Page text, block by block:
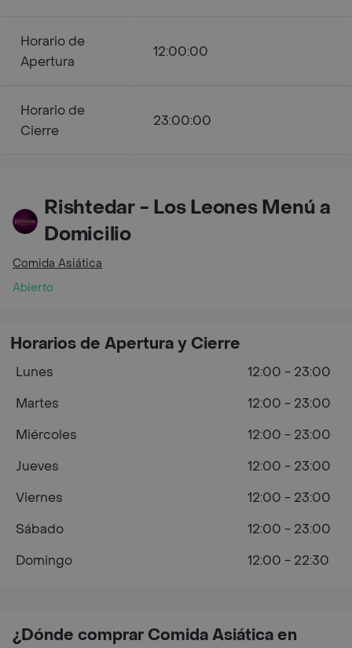
Horario de
Apertura
12:00:00
Horario de
Cierre
23:00:00
Rishtedar - Los Leones Menú a
Domicilio
Comida Asiática
Abierto
¿Dónde comprar Comida Asiática en
Horarios de Apertura y Cierre
Lunes
12:00 - 23:00
Martes
12:00 - 23:00
Miércoles
12:00 - 23:00
Jueves
12:00 - 23:00
Viernes
12:00 - 23:00
Sábado
12:00 - 23:00
Domingo
12:00 - 22:30